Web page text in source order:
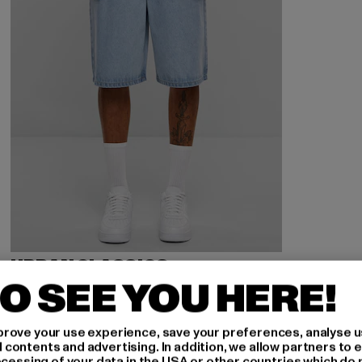
URBAN CLASSICS
90's Heavy Denim
25,99 EUR
Derzeitiger Preis: 25,99 EUR
49,99 EURAktionspreis: 49,99 EUR
SEE YOU HERE!
your use experience, save your preferences, analyse
and advertising. In addition, we allow partners to